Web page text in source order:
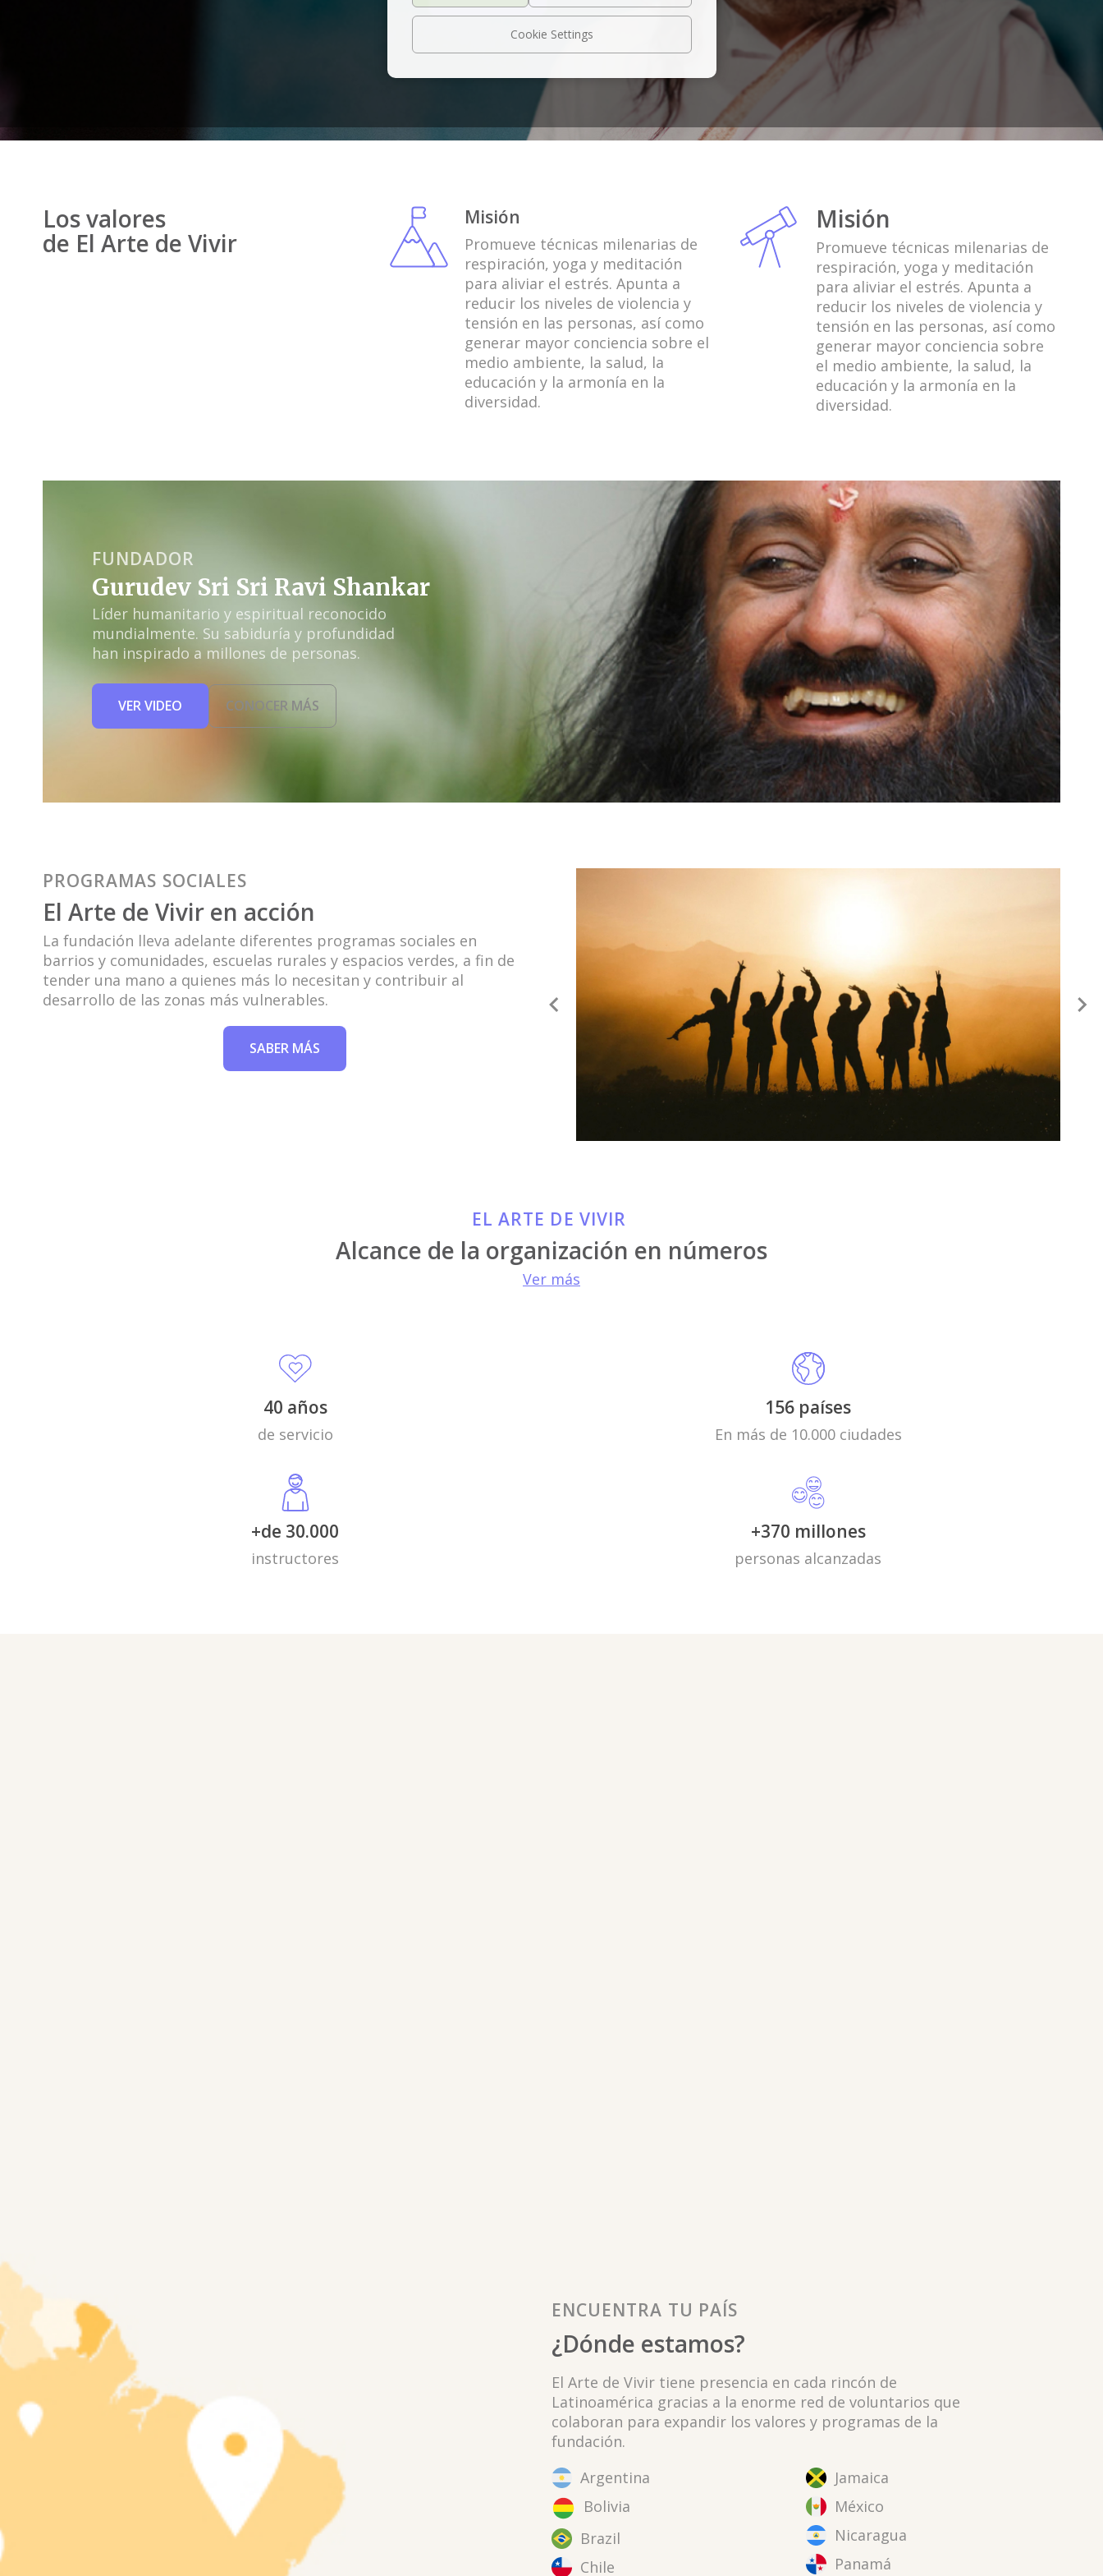
Los valores
de El Arte de Vivir
Misión
Promueve técnicas milenarias de
respiración, yoga y meditación
para aliviar el estrés. Apunta a
reducir los niveles de violencia y
tensión en las personas, así como
generar mayor conciencia sobre el
medio ambiente, la salud, la
educación y la armonía en la
diversidad.
Misión
Promueve técnicas milenarias de
respiración, yoga y meditación
para aliviar el estrés. Apunta a
reducir los niveles de violencia y
tensión en las personas, así como
generar mayor conciencia sobre
el medio ambiente, la salud, la
educación y la armonía en la
diversidad.
FUNDADOR
Gurudev Sri Sri Ravi Shankar
Líder humanitario y espiritual reconocido
mundialmente. Su sabiduría y profundidad
han inspirado a millones de personas.
VER VIDEO CONOCER MÁS
PROGRAMAS SOCIALES
El Arte de Vivir en acción
La fundación lleva adelante diferentes programas sociales en
barrios y comunidades, escuelas rurales y espacios verdes, a fin de
tender una mano a quienes más lo necesitan y contribuir al
desarrollo de las zonas más vulnerables.
SABER MÁS
EL ARTE DE VIVIR
Alcance de la organización en números
Ver más
40 años
de servicio
156 países
En más de 10.000 ciudades
+de 30.000
instructores
+370 millones
personas alcanzadas
ENCUENTRA TU PAÍS
¿Dónde estamos?
El Arte de Vivir tiene presencia en cada rincón de
Latinoamérica gracias a la enorme red de voluntarios que
colaboran para expandir los valores y programas de la
fundación.
Argentina
Bolivia
Brazil
Chile
Jamaica
México
Nicaragua
Panamá
Cookie Settings